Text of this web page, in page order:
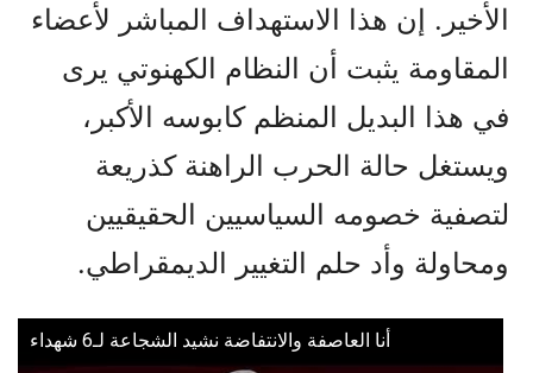
الأخير. إن هذا الاستهداف المباشر لأعضاء
المقاومة يثبت أن النظام الكهنوتي يرى
في هذا البديل المنظم كابوسه الأكبر،
ويستغل حالة الحرب الراهنة كذريعة
لتصفية خصومه السياسيين الحقيقيين
ومحاولة وأد حلم التغيير الديمقراطي.
أنا العاصفة والانتفاضة نشيد الشجاعة لـ6 شهداء